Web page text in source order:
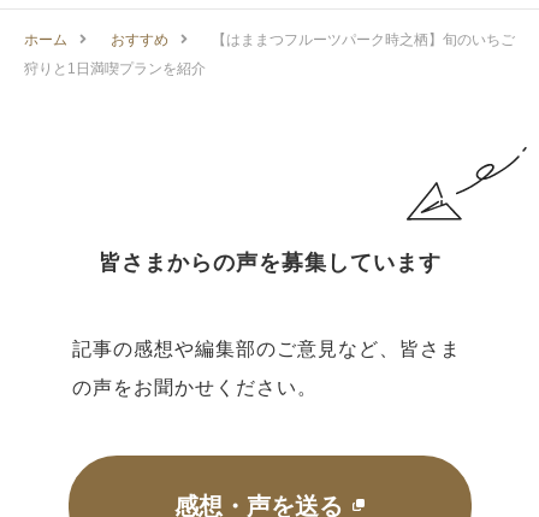
ホーム おすすめ
【はままつフルーツパーク時之栖】旬のいちご
狩りと1日満喫プランを紹介
皆さまからの声を募集しています
記事の感想や編集部のご意見など、皆さま
の声をお聞かせください。
感想・声を送る